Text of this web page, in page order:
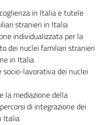
in Italia e tutele
stranieri in Italia
individualizzata per la
dei nuclei familiari stranieri
in Italia
lavorativa dei nuclei
la mediazione della
di integrazione dei
Italia